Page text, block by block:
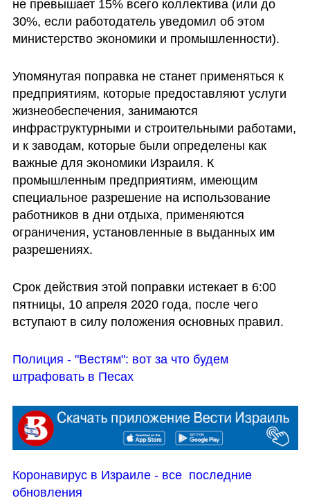
не превышает 15% всего коллектива (или до
30%, если работодатель уведомил об этом
министерство экономики и промышленности).
Упомянутая поправка не станет применяться к
предприятиям, которые предоставляют услуги
жизнеобеспечения, занимаются
инфраструктурными и строительными работами,
и к заводам, которые были определены как
важные для экономики Израиля. К
промышленным предприятиям, имеющим
специальное разрешение на использование
работников в дни отдыха, применяются
ограничения, установленные в выданных им
разрешениях.
Срок действия этой поправки истекает в 6:00
пятницы, 10 апреля 2020 года, после чего
вступают в силу положения основных правил.
Полиция - "Вестям": вот за что будем
штрафовать в Песах
Коронавирус в Израиле - все  последние
обновления